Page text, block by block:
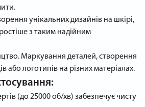
унікальних дизайнів на шкірі,
з таким надійним
Маркування деталей, створення
або логотипів на різних матеріалах.
(до 25000 об/хв) забезпечує чисту